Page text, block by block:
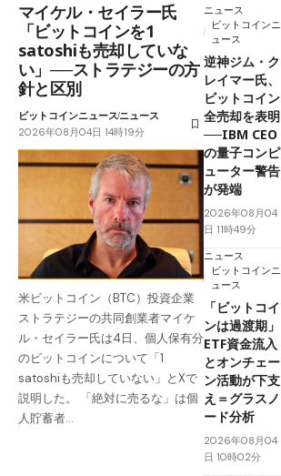
マイケル・セイラー氏
「ビットコインを1
satoshiも売却していな
い」──ストラテジーの方
針と区別
ビットコインニュースニュース
2026年08月04日 14時19分
米ビットコイン（BTC）投資企業
ストラテジーの共同創業者マイケ
ル・セイラー氏は4日、個人保有分
のビットコインについて「1
satoshiも売却していない」とXで
説明した。 「絶対に売るな」は個
人貯蓄者…
ニュース
ビットコインニ
ュース
逆神ジム・ク
レイマー氏、
ビットコイン
全売却を表明
──IBM CEO
の量子コンピ
ューター警告
が発端
2026年08月04
日 11時49分
ニュース
ビットコインニ
ュース
「ビットコイ
ンは過渡期」
ETF資金流入
とオンチェー
ン活動が下支
え＝グラスノ
ード分析
2026年08月04
日 10時02分